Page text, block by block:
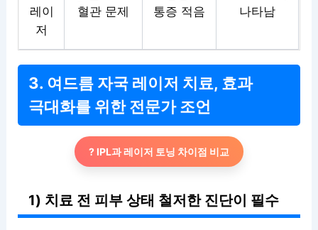
레이
저
혈관 문제
통증 적음
나타남
3. 여드름 자국 레이저 치료, 효과
극대화를 위한 전문가 조언
? IPL과 레이저 토닝 차이점 비교
1) 치료 전 피부 상태 철저한 진단이 필수